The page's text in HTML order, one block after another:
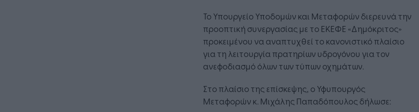
Το Υπουργείο Υποδομών και Μεταφορών διερευνά την
προοπτική συνεργασίας με το ΕΚΕΦΕ «Δημόκριτος»
προκειμένου να αναπτυχθεί το κανονιστικό πλαίσιο
για τη λειτουργία πρατηρίων υδρογόνου για τον
ανεφοδιασμό όλων των τύπων οχημάτων.
Στο πλαίσιο της επίσκεψης, ο Υφυπουργός
Μεταφορών κ. Μιχάλης Παπαδόπουλος δήλωσε:
λειτουργικό σύστημα της
επιχείρησης